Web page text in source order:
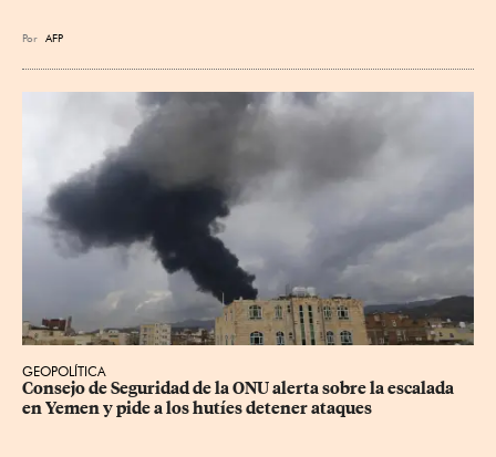
Por AFP
GEOPOLÍTICA
Consejo de Seguridad de la ONU alerta sobre la escalada
en Yemen y pide a los hutíes detener ataques